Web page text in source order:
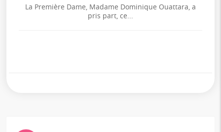
La Première Dame, Madame Dominique Ouattara, a
pris part, ce...